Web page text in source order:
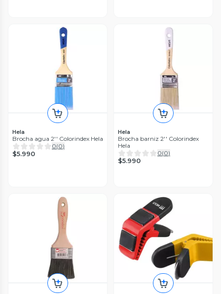
Hela
Brocha agua 2'' Colorindex Hela
0(0)
$5.990
Hela
Brocha barniz 2'' Colorindex
Hela
0(0)
$5.990